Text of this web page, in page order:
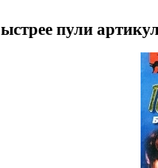
пули